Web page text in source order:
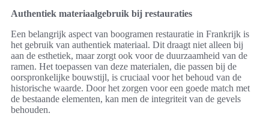
Authentiek materiaalgebruik bij restauraties
Een belangrijk aspect van boogramen restauratie in Frankrijk is
het gebruik van authentiek materiaal. Dit draagt niet alleen bij
aan de esthetiek, maar zorgt ook voor de duurzaamheid van de
ramen. Het toepassen van deze materialen, die passen bij de
oorspronkelijke bouwstijl, is cruciaal voor het behoud van de
historische waarde. Door het zorgen voor een goede match met
de bestaande elementen, kan men de integriteit van de gevels
behouden.